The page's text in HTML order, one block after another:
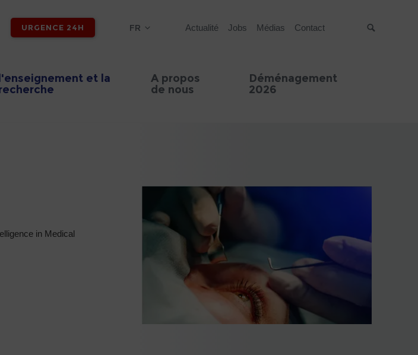
URGENCE 24H FR Actualité Jobs Médias Contact
l'enseignement et la
A propos
de nous
Déménagement
2026
in Medical